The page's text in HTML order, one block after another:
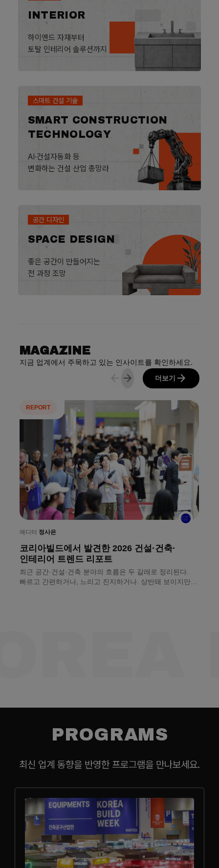
INTERIOR
하이엔드 자재부터
토탈 인테리어 솔루션까지
스마트 건설 기술
SMART CONSTRUCTION
TECHNOLOGY
AI·건설자동화 등
변화하는 건설 산업 총망라
공간 디자인
SPACE DESIGN
좋은 공간이 만들어지는
전 과정 조망
MAGAZINE
지금 업계에서 주목하고 있는 인사이트를 확인하세요.
arrow_back arrow_forward 더보기 arrow_forward
REPORT
에디터 정사은
코리아빌드에서 발견한 2026 건설·건축·
인테리어 트렌드 리포트
최근 공간·건설·건축 분야의 흐름은 두 갈래로 정리된다.
빠르고 간편하거나, 느리고 진지하거나. 상반돼 보이지만
PROGRAMS
최신 업계 동향을 반영한 프로그램을 만나보세요.